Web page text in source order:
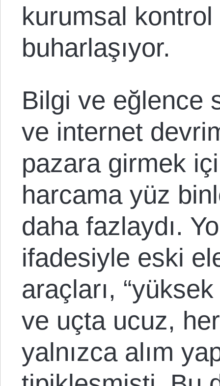
kurumsal
buharlaşıyor.
Bilgi ve eğlence
ve internet
pazara girmek
harcama yüz
daha fazlaydı.
ifadesiyle eski
araçları,
ve uçta ucuz,
yalnızca alım